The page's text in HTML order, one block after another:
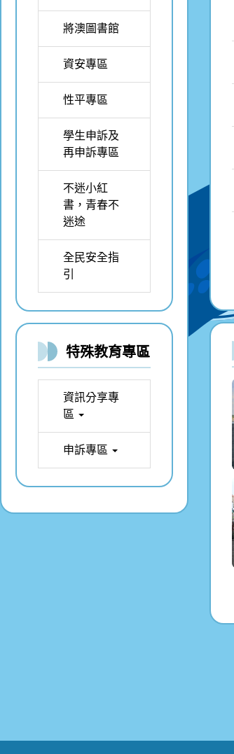
將澳圖書館
資安專區
性平專區
學生申訴及
再申訴專區
不迷小紅
書，青春不
迷途
全民安全指
引
特殊教育專區
資訊分享專
區
申訴專區